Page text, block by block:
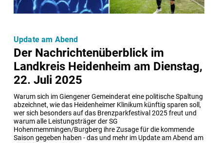
Der Nachrichtenüberblick im
Landkreis Heidenheim am Dienstag,
22. Juli 2025
Warum sich im Giengener Gemeinderat eine politische Spaltung
abzeichnet, wie das Heidenheimer Klinikum künftig sparen soll,
wer sich besonders auf das Brenzparkfestival 2025 freut und
warum alle Leistungsträger der SG
Hohenmemmingen/Burgberg ihre Zusage für die kommende
Saison gegeben haben - das und mehr im Update am Abend am
Update am Abend